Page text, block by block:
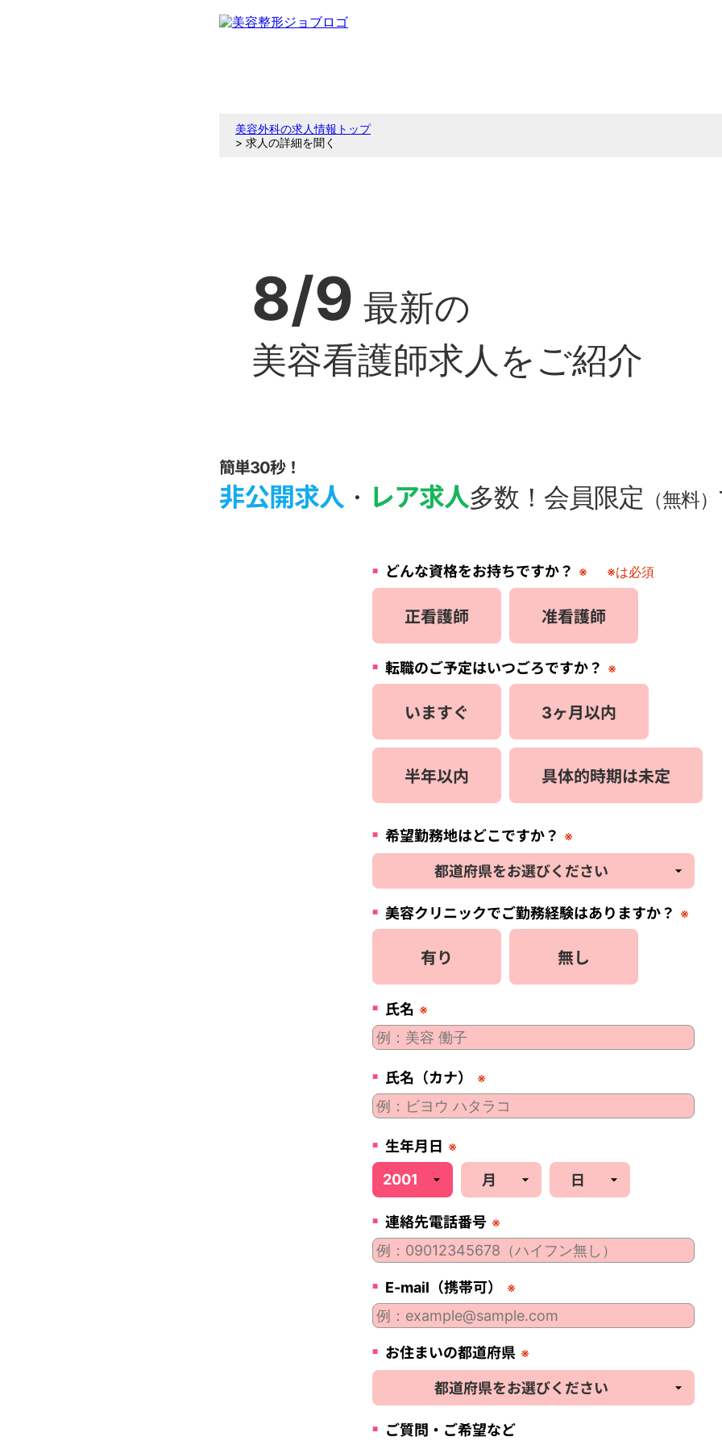
美容外科の求人情報トップ
> 求人の詳細を聞く
8/9 最新の
美容看護師求人をご紹介
簡単30秒！
非公開求人・ レア求人多数！会員限定 （無料）
どんな資格をお持ちですか？ ※ ※は必須
正看護師 准看護師
転職のご予定はいつごろですか？ ※
いますぐ 3ヶ月以内
半年以内 具体的時期は未定
希望勤務地はどこですか？ ※
美容クリニックでご勤務経験はありますか？ ※
有り 無し
氏名 ※
氏名（カナ） ※
生年月日 ※
連絡先電話番号 ※
E-mail（携帯可） ※
お住まいの都道府県 ※
ご質問・ご希望など